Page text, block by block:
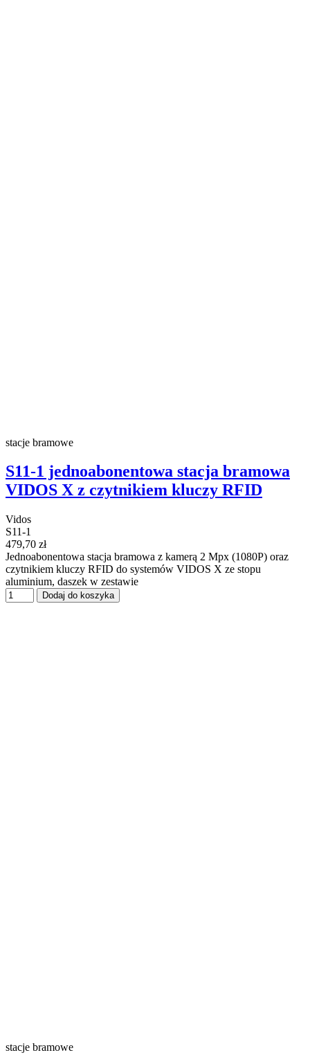
stacje bramowe
S11-1 jednoabonentowa stacja bramowa
VIDOS X z czytnikiem kluczy RFID
Vidos
S11-1
479,70 zł
Jednoabonentowa stacja bramowa z kamerą 2 Mpx (1080P) oraz
czytnikiem kluczy RFID do systemów VIDOS X ze stopu
aluminium, daszek w zestawie
Dodaj do koszyka
stacje bramowe